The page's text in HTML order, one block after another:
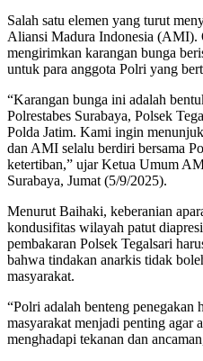
Salah satu elemen yang turut
Aliansi Madura Indonesia (AMI).
mengirimkan karangan bunga
untuk para anggota Polri yang
“Karangan bunga ini adalah
Polrestabes Surabaya, Polsek
Polda Jatim. Kami ingin
dan AMI selalu berdiri bersama
ketertiban,” ujar Ketua Umum
Surabaya, Jumat (5/9/2025).
Menurut Baihaki, keberanian
kondusifitas wilayah patut
pembakaran Polsek Tegalsari
bahwa tindakan anarkis tidak
masyarakat.
“Polri adalah benteng penegakan
masyarakat menjadi penting agar
menghadapi tekanan dan